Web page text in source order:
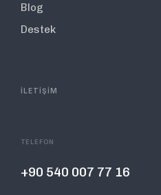
Blog
Destek
İLETİŞİM
TELEFON
+90 540 007 77 16